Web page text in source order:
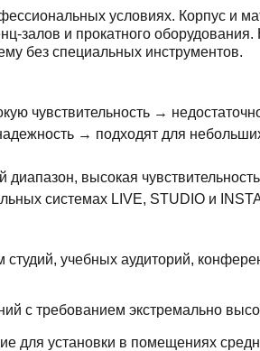
условиях. Корпус и
залов и прокатного
без специальных инструментов.
чувствительность →
→ подходят для
диапазон, высокая
системах LIVE, STUDIO и
учебных аудиторий,
с требованием экстремально
установки в помещениях